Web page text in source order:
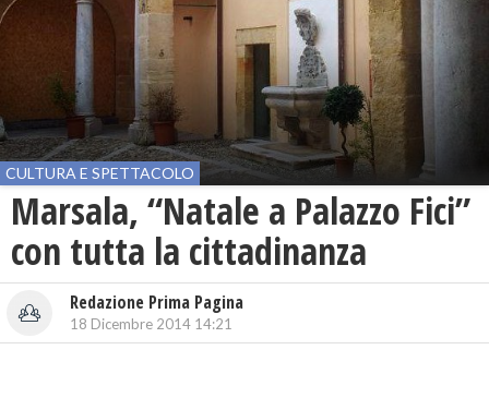
CULTURA E SPETTACOLO
Marsala, “Natale a Palazzo Fici”
con tutta la cittadinanza
Redazione Prima Pagina
18 Dicembre 2014 14:21